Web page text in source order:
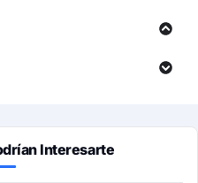
Interesarte